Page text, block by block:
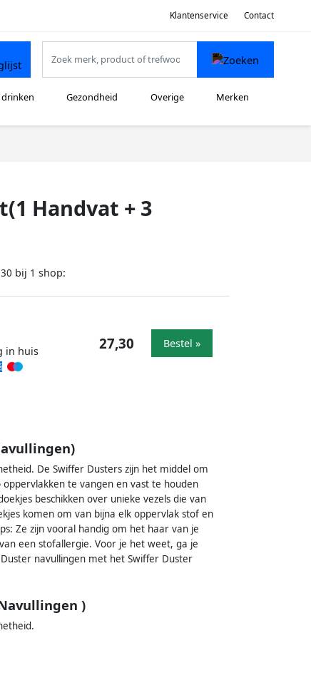
Klantenservice Contact
drinken Gezondheid Overige Merken
Handvat + 3
bij 1 shop:
in huis
27,30 Bestel »
De Swiffer Dusters zijn het middel om
te vangen en vast te houden
beschikken over unieke vezels die van
komen om van bijna elk oppervlak stof en
Ze zijn vooral handig om het haar van je
een stofallergie. Voor je het weet, ga je
navullingen met het Swiffer Duster
)